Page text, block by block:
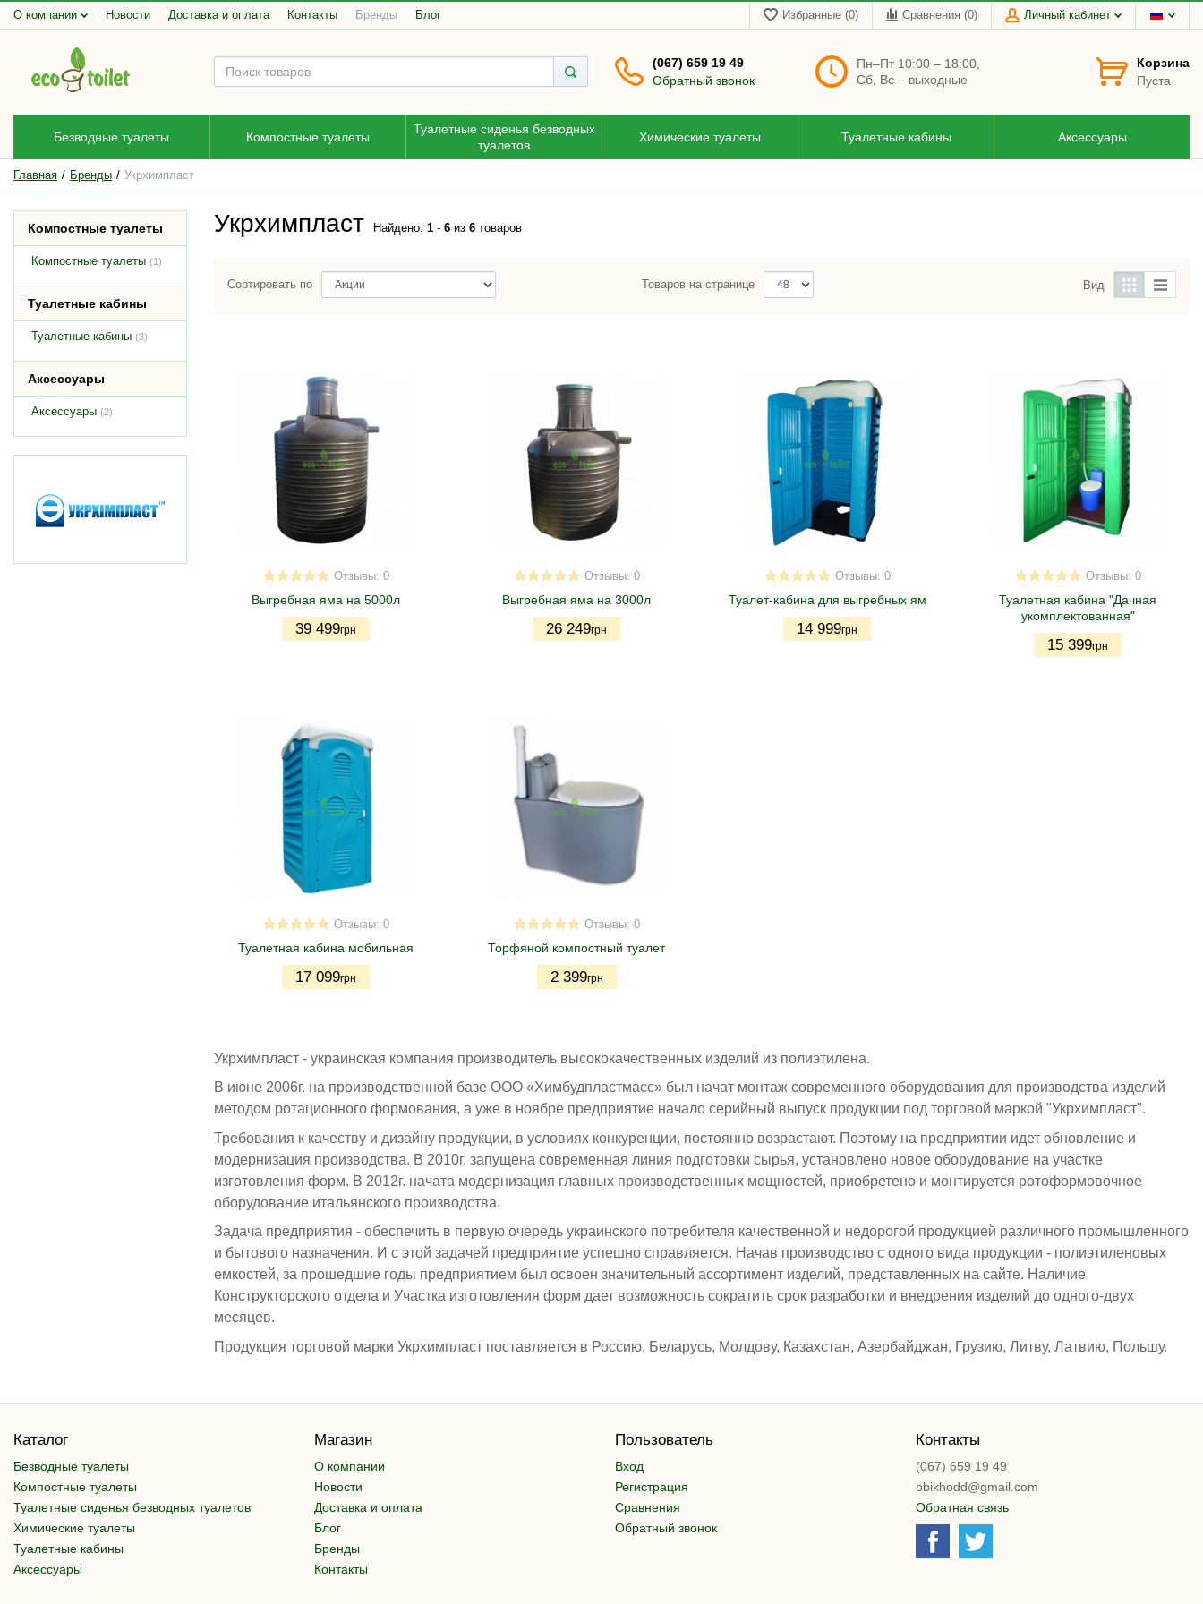
О компании Новости Доставка и оплата Контакты Бренды Блог Избранные (0) Сравнения (0) Личный кабинет
(067) 659 19 49
Обратный звонок
Пн–Пт 10:00 – 18:00,
Сб, Вс – выходные
Корзина
Пуста
Безводные туалеты Компостные туалеты
Туалетные сиденья безводных
туалетов
Химические туалеты Туалетные кабины Аксессуары
Главная Бренды Укрхимпласт
Компостные туалеты
Компостные туалеты (1)
Туалетные кабины
Туалетные кабины (3)
Аксессуары
Аксессуары (2)
Укрхимпласт Найдено: 1 - 6 из 6 товаров
Сортировать по Товаров на странице Вид
Отзывы: 0
Выгребная яма на 5000л
39 499грн
Отзывы: 0
Выгребная яма на 3000л
26 249грн
Отзывы: 0
Туалет-кабина для выгребных ям
14 999грн
Отзывы: 0
Туалетная кабина "Дачная
укомплектованная"
15 399грн
Отзывы: 0
Туалетная кабина мобильная
17 099грн
Отзывы: 0
Торфяной компостный туалет
2 399грн
Укрхимпласт - украинская компания производитель высококачественных изделий из полиэтилена.
В июне 2006г. на производственной базе ООО «Химбудпластмасс» был начат монтаж современного оборудования для производства изделий
методом ротационного формования, а уже в ноябре предприятие начало серийный выпуск продукции под торговой маркой "Укрхимпласт".
Требования к качеству и дизайну продукции, в условиях конкуренции, постоянно возрастают. Поэтому на предприятии идет обновление и
модернизация производства. В 2010г. запущена современная линия подготовки сырья, установлено новое оборудование на участке
изготовления форм. В 2012г. начата модернизация главных производственных мощностей, приобретено и монтируется ротоформовочное
оборудование итальянского производства.
Задача предприятия - обеспечить в первую очередь украинского потребителя качественной и недорогой продукцией различного промышленного
и бытового назначения. И с этой задачей предприятие успешно справляется. Начав производство с одного вида продукции - полиэтиленовых
емкостей, за прошедшие годы предприятием был освоен значительный ассортимент изделий, представленных на сайте. Наличие
Конструкторского отдела и Участка изготовления форм дает возможность сократить срок разработки и внедрения изделий до одного-двух
месяцев.
Продукция торговой марки Укрхимпласт поставляется в Россию, Беларусь, Молдову, Казахстан, Азербайджан, Грузию, Литву, Латвию, Польшу.
Каталог
Безводные туалеты
Компостные туалеты
Туалетные сиденья безводных туалетов
Химические туалеты
Туалетные кабины
Аксессуары
Магазин
О компании
Новости
Доставка и оплата
Блог
Бренды
Контакты
Пользователь
Вход
Регистрация
Сравнения
Обратный звонок
Контакты
(067) 659 19 49
obikhodd@gmail.com
Обратная связь